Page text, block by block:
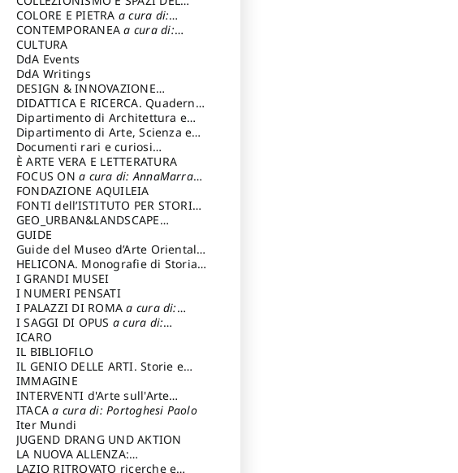
COLLEZIONISMO a cura di:
Magnani Lauro
COLORE E PIETRA a cura di:
Selvaggi Giuseppe
CONTEMPORANEAa cura di:
Gubinelli Luna
CULTURA
DdA Events
DdA Writings
DESIGN & INNOVAZIONE
TECNOLOGICAa cura di: Vallicelli
Andrea
DIDATTICA E RICERCA. Quaderni
della Scuola
Dipartimento di Architettura e
Analisi della Città Mediterranea
Dipartimento di Arte, Scienza e
Tecnica del Costuire
Documenti rari e curiosi
dall'Archivio Segreto
È ARTE VERA E LETTERATURA
FOCUS ONa cura di: AnnaMarra
Contemporanea
FONDAZIONE AQUILEIA
FONTI dell’ISTITUTO PER STORIA
DEL RISORGIMENTO
GEO_URBAN&LANDSCAPE
PLANNING (GULP)
Trusiani Elio
GUIDE
Guide del Museo d’Arte Orientale
“Giuseppe Tucci”
HELICONA. Monografie di Storia
dell'Artea cura di: Gallo Marco
I GRANDI MUSEI
I NUMERI PENSATI
I PALAZZI DI ROMAa cura di:
Ippoliti Alessandro
I SAGGI DI OPUS a cura di:
Scalesse Tommaso
ICARO
IL BIBLIOFILO
IL GENIO DELLE ARTI. Storie e
interpretazione
IMMAGINE
INTERVENTI d'Arte sull'Arte
dedicata alla cultura della
conservazione d’arte
Fondazione Paola Droghetti onlus
ITACAa cura di: Portoghesi Paolo
Iter Mundi
JUGEND DRANG UND AKTION
LA NUOVA ALLENZA:
ARCHITETTURA & AMBIENTE
LAZIO RITROVATO ricerche e